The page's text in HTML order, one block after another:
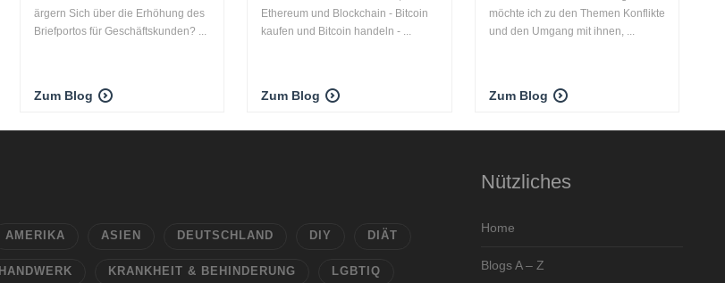
ärgern Sich über die Erhöhung des
Briefportos für Geschäftskunden? ...
Zum Blog
Ethereum und Blockchain - Bitcoin
kaufen und Bitcoin handeln - ...
Zum Blog
möchte ich zu den Themen Konflikte
und den Umgang mit ihnen, ...
Zum Blog
AMERIKA ASIEN DEUTSCHLAND DIY DIÄT
HANDWERK KRANKHEIT & BEHINDERUNG LGBTIQ
Nützliches
Home
Blogs A – Z